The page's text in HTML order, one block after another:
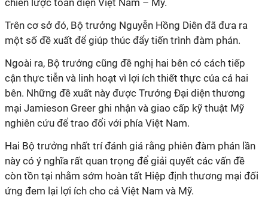
chiến lược toàn diện Việt Nam – Mỹ.
Trên cơ sở đó, Bộ trưởng Nguyễn Hồng Diên đã đưa ra
một số đề xuất để giúp thúc đẩy tiến trình đàm phán.
Ngoài ra, Bộ trưởng cũng đề nghị hai bên có cách tiếp
cận thực tiễn và linh hoạt vì lợi ích thiết thực của cả hai
bên. Những đề xuất này được Trưởng Đại diện thương
mại Jamieson Greer ghi nhận và giao cấp kỹ thuật Mỹ
nghiên cứu để trao đổi với phía Việt Nam.
Hai Bộ trưởng nhất trí đánh giá rằng phiên đàm phán lần
này có ý nghĩa rất quan trọng để giải quyết các vấn đề
còn tồn tại nhằm sớm hoàn tất Hiệp định thương mại đối
ứng đem lại lợi ích cho cả Việt Nam và Mỹ.